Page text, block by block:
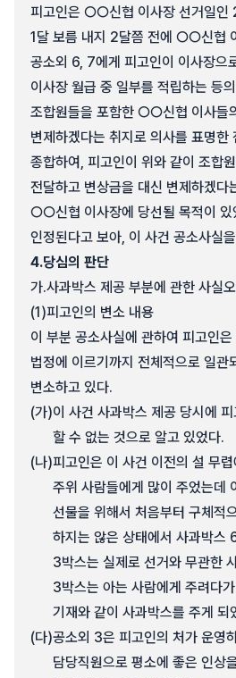
피고인은 ○○신협 이사장 선거일
1달 보름 내지 2달쯤 전에 ○○신협
공소외 6, 7에게 피고인이 이사장으
이사장 월급 중 일부를 적립하는 등
조합원들을 포함한 ○○신협 이사들
변제하겠다는 취지로 의사를 표명한
종합하여, 피고인이 위와 같이 조합
전달하고 변상금을 대신 변제하겠다
○○신협 이사장에 당선될 목적이 있
인정된다고 보아, 이 사건 공소사실
4.당심의 판단
가.사과박스 제공 부분에 관한 사실
(1)피고인의 변소 내용
이 부분 공소사실에 관하여 피고인
법정에 이르기까지 전체적으로 일관
변소하고 있다.
(가)이 사건 사과박스 제공 당시에
할 수 없는 것으로 알고 있었다.
(나)피고인은 이 사건 이전의 설 무
주위 사람들에게 많이 주었는데
선물을 위해서 처음부터 구체적
하지는 않은 상태에서 사과박스
3박스는 실제로 선거와 무관한
3박스는 아는 사람에게 주려다
기재와 같이 사과박스를 주게 되
(다)공소외 3은 피고인의 처가 운영
담당직원으로 평소에 좋은 인상